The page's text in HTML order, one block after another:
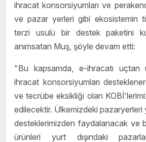
ihracat konsorsiyumları ve
ve pazar yerleri gibi ekosistemin
terzi usulü bir destek paketini
anımsatan Muş, şöyle devam etti:
"Bu kapsamda, e-ihracatı
ihracat konsorsiyumları
ve tecrübe eksikliği olan
edilecektir. Ülkemizdeki pazaryerleri
desteklerimizden faydalanacak ve
ürünleri yurt dışındaki